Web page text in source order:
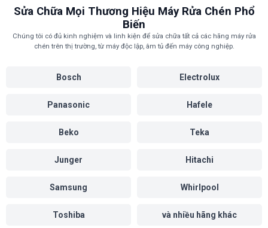
Sửa Chữa Mọi Thương Hiệu Máy Rửa Chén Phổ
Biến
Chúng tôi có đủ kinh nghiệm và linh kiện để sửa chữa tất cả các hãng máy rửa
chén trên thị trường, từ máy độc lập, âm tủ đến máy công nghiệp.
Bosch Electrolux
Panasonic Hafele
Beko Teka
Junger Hitachi
Samsung Whirlpool
Toshiba và nhiều hãng khác